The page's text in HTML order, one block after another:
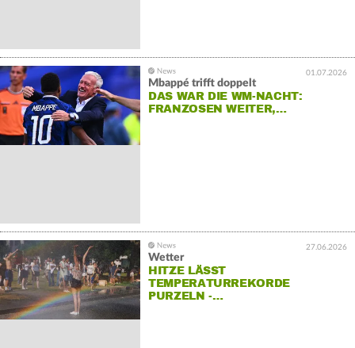
01.07.2026
Mbappé trifft doppelt
DAS WAR DIE WM-NACHT:
FRANZOSEN WEITER,…
27.06.2026
Wetter
HITZE LÄSST
TEMPERATURREKORDE
PURZELN -…